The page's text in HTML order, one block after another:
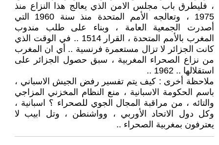
، فليطرق باب مجلس الامن الذي يعالج هذا النزاع منذ
1975 ، وتعالجه الأمم المتحدة منذ سنة 1960 التي
أصدرت الجمعية العامة ، وبناء على طلب مندوب
المغرب بالأمم المتحدة ، القرار 1514 .. في الوقت الذي
كانت الجزائر لا تزال مستعمرة فرنسية .. أي ان المغرب
من نزاع الصحراء المغربية ، سبق حصول الجزائر على
استقلالها .. 1962 ..
ملاحظة أخرى : كيف يتم تفسير رفض الجيش الاسباني ،
باسم الحكومة الاسبانية ، منع النظام المخزني المزاجي
والتائه ، من مراقبة المجال الجوي للصحراء ؟ اسبانية ،
وكل دول الاتحاد الأوربي ، وواشنطن ، وتل ابيب لا
يعترفون بمغربية الصحراء ..